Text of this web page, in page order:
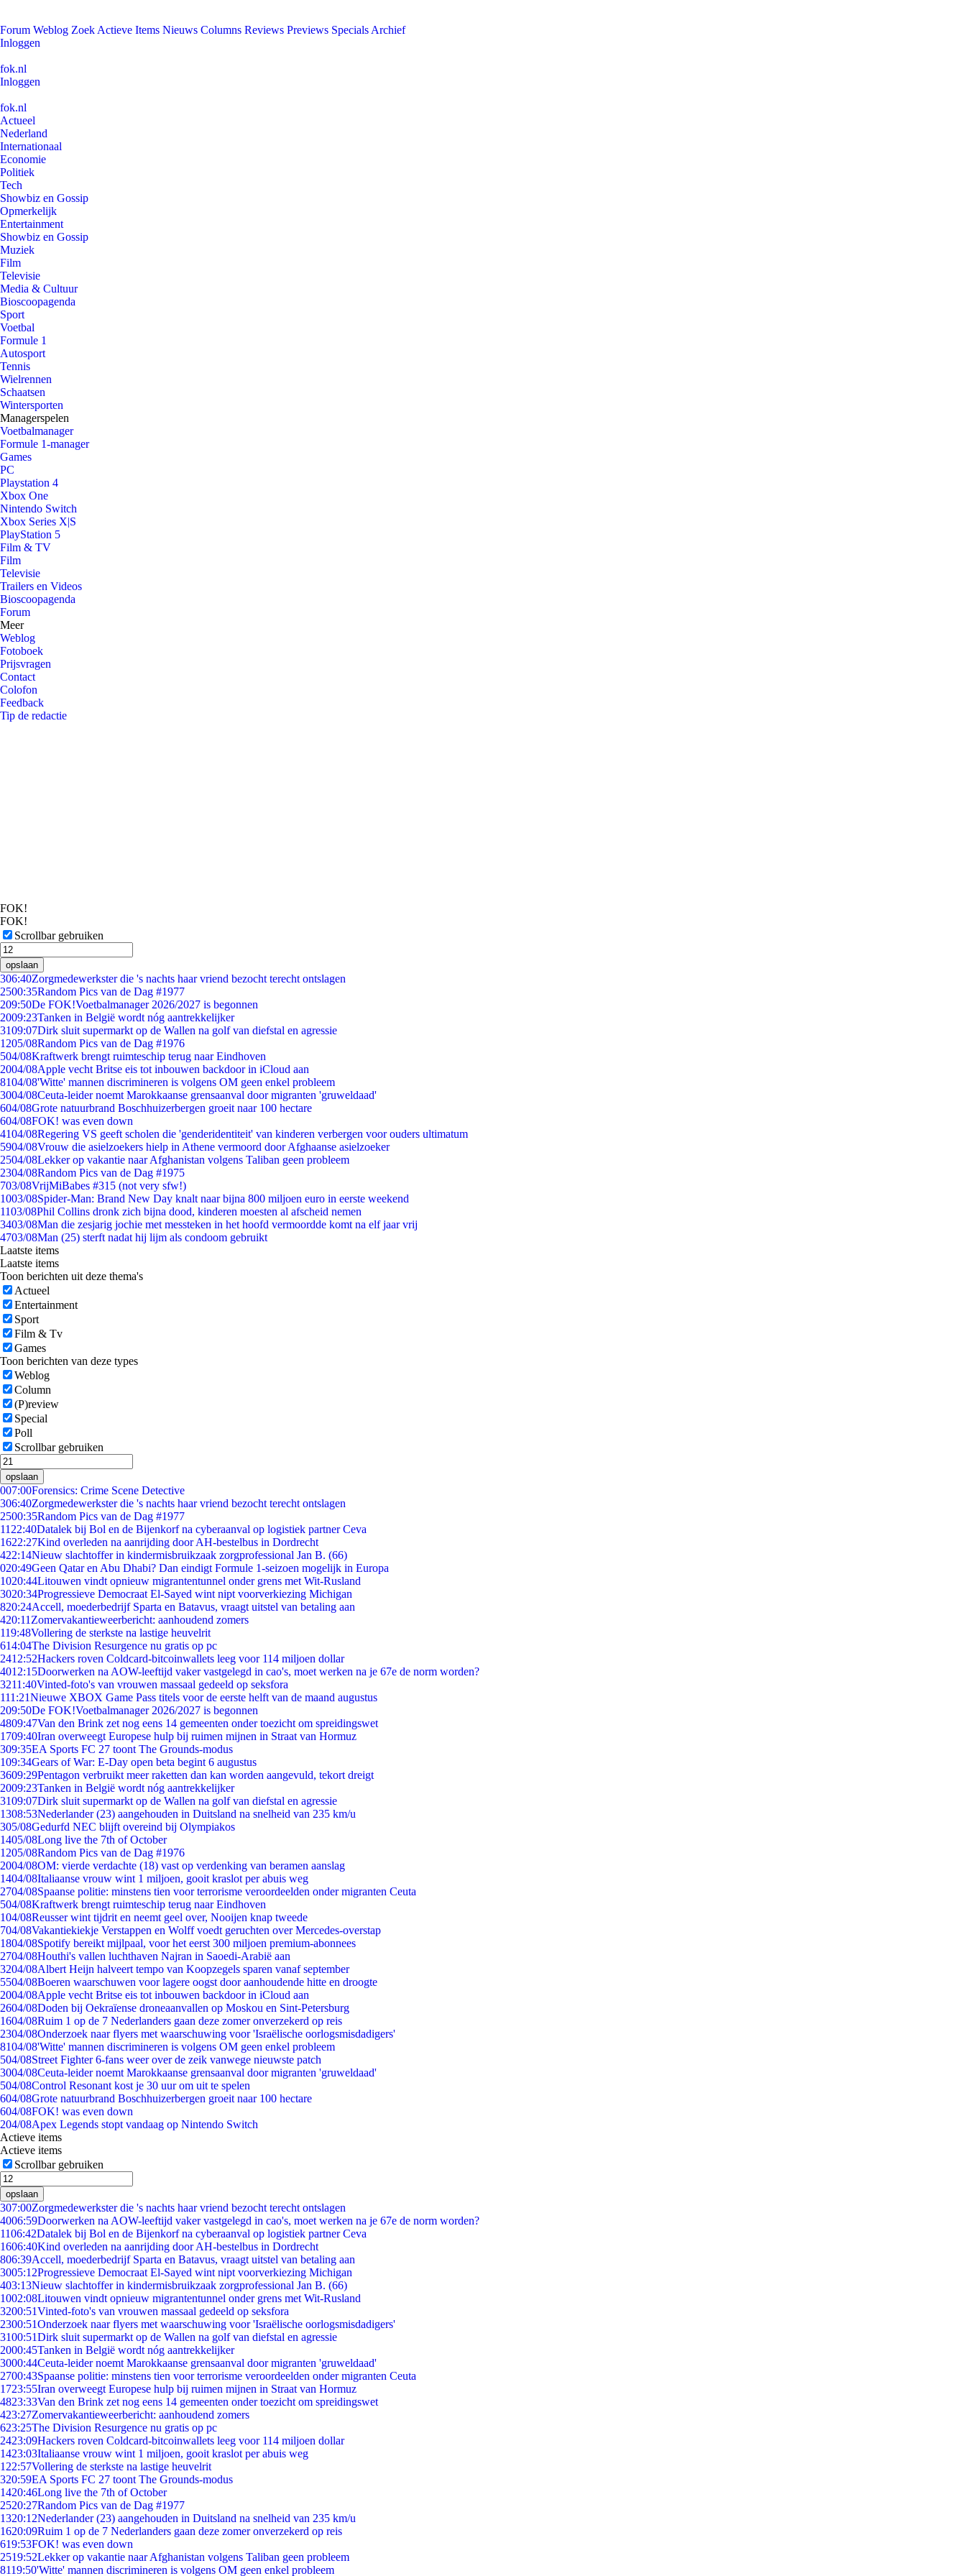
Forum Weblog Zoek Actieve Items Nieuws Columns Reviews Previews Specials Archief
Inloggen
fok.nl
Inloggen
fok.nl
Actueel
Nederland
Internationaal
Economie
Politiek
Tech
Showbiz en Gossip
Opmerkelijk
Entertainment
Showbiz en Gossip
Muziek
Film
Televisie
Media & Cultuur
Bioscoopagenda
Sport
Voetbal
Formule 1
Autosport
Tennis
Wielrennen
Schaatsen
Wintersporten
Managerspelen
Voetbalmanager
Formule 1-manager
Games
PC
Playstation 4
Xbox One
Nintendo Switch
Xbox Series X|S
PlayStation 5
Film & TV
Film
Televisie
Trailers en Videos
Bioscoopagenda
Forum
Meer
Weblog
Fotoboek
Prijsvragen
Contact
Colofon
Feedback
Tip de redactie
FOK!
FOK!
Scrollbar gebruiken
opslaan
306:40Zorgmedewerkster die 's nachts haar vriend bezocht terecht ontslagen
2500:35Random Pics van de Dag #1977
209:50De FOK!Voetbalmanager 2026/2027 is begonnen
2009:23Tanken in België wordt nóg aantrekkelijker
3109:07Dirk sluit supermarkt op de Wallen na golf van diefstal en agressie
1205/08Random Pics van de Dag #1976
504/08Kraftwerk brengt ruimteschip terug naar Eindhoven
2004/08Apple vecht Britse eis tot inbouwen backdoor in iCloud aan
8104/08'Witte' mannen discrimineren is volgens OM geen enkel probleem
3004/08Ceuta-leider noemt Marokkaanse grensaanval door migranten 'gruweldaad'
604/08Grote natuurbrand Boschhuizerbergen groeit naar 100 hectare
604/08FOK! was even down
4104/08Regering VS geeft scholen die 'genderidentiteit' van kinderen verbergen voor ouders ultimatum
5904/08Vrouw die asielzoekers hielp in Athene vermoord door Afghaanse asielzoeker
2504/08Lekker op vakantie naar Afghanistan volgens Taliban geen probleem
2304/08Random Pics van de Dag #1975
703/08VrijMiBabes #315 (not very sfw!)
1003/08Spider-Man: Brand New Day knalt naar bijna 800 miljoen euro in eerste weekend
1103/08Phil Collins dronk zich bijna dood, kinderen moesten al afscheid nemen
3403/08Man die zesjarig jochie met messteken in het hoofd vermoordde komt na elf jaar vrij
4703/08Man (25) sterft nadat hij lijm als condoom gebruikt
Laatste items
Laatste items
Toon berichten uit deze thema's
Actueel
Entertainment
Sport
Film & Tv
Games
Toon berichten van deze types
Weblog
Column
(P)review
Special
Poll
Scrollbar gebruiken
opslaan
007:00Forensics: Crime Scene Detective
306:40Zorgmedewerkster die 's nachts haar vriend bezocht terecht ontslagen
2500:35Random Pics van de Dag #1977
11 22:40Datalek bij Bol en de Bijenkorf na cyberaanval op logistiek partner Ceva
1622:27Kind overleden na aanrijding door AH-bestelbus in Dordrecht
422:14Nieuw slachtoffer in kindermisbruikzaak zorgprofessional Jan B. (66)
020:49Geen Qatar en Abu Dhabi? Dan eindigt Formule 1-seizoen mogelijk in Europa
1020:44Litouwen vindt opnieuw migrantentunnel onder grens met Wit-Rusland
3020:34Progressieve Democraat El-Sayed wint nipt voorverkiezing Michigan
820:24Accell, moederbedrijf Sparta en Batavus, vraagt uitstel van betaling aan
420:11 Zomervakantieweerbericht: aanhoudend zomers
119:48Vollering de sterkste na lastige heuvelrit
614:04The Division Resurgence nu gratis op pc
2412:52Hackers roven Coldcard-bitcoinwallets leeg voor 114 miljoen dollar
4012:15Doorwerken na AOW-leeftijd vaker vastgelegd in cao's, moet werken na je 67e de norm worden?
3211:40Vinted-foto's van vrouwen massaal gedeeld op seksfora
111:21Nieuwe XBOX Game Pass titels voor de eerste helft van de maand augustus
209:50De FOK!Voetbalmanager 2026/2027 is begonnen
4809:47Van den Brink zet nog eens 14 gemeenten onder toezicht om spreidingswet
1709:40Iran overweegt Europese hulp bij ruimen mijnen in Straat van Hormuz
309:35EA Sports FC 27 toont The Grounds-modus
109:34Gears of War: E-Day open beta begint 6 augustus
3609:29Pentagon verbruikt meer raketten dan kan worden aangevuld, tekort dreigt
2009:23Tanken in België wordt nóg aantrekkelijker
3109:07Dirk sluit supermarkt op de Wallen na golf van diefstal en agressie
1308:53Nederlander (23) aangehouden in Duitsland na snelheid van 235 km/u
305/08Gedurfd NEC blijft overeind bij Olympiakos
1405/08Long live the 7th of October
1205/08Random Pics van de Dag #1976
2004/08OM: vierde verdachte (18) vast op verdenking van beramen aanslag
1404/08Italiaanse vrouw wint 1 miljoen, gooit kraslot per abuis weg
2704/08Spaanse politie: minstens tien voor terrorisme veroordeelden onder migranten Ceuta
504/08Kraftwerk brengt ruimteschip terug naar Eindhoven
104/08Reusser wint tijdrit en neemt geel over, Nooijen knap tweede
704/08Vakantiekiekje Verstappen en Wolff voedt geruchten over Mercedes-overstap
1804/08Spotify bereikt mijlpaal, voor het eerst 300 miljoen premium-abonnees
2704/08Houthi's vallen luchthaven Najran in Saoedi-Arabië aan
3204/08Albert Heijn halveert tempo van Koopzegels sparen vanaf september
5504/08Boeren waarschuwen voor lagere oogst door aanhoudende hitte en droogte
2004/08Apple vecht Britse eis tot inbouwen backdoor in iCloud aan
2604/08Doden bij Oekraïense droneaanvallen op Moskou en Sint-Petersburg
1604/08Ruim 1 op de 7 Nederlanders gaan deze zomer onverzekerd op reis
2304/08Onderzoek naar flyers met waarschuwing voor 'Israëlische oorlogsmisdadigers'
8104/08'Witte' mannen discrimineren is volgens OM geen enkel probleem
504/08Street Fighter 6-fans weer over de zeik vanwege nieuwste patch
3004/08Ceuta-leider noemt Marokkaanse grensaanval door migranten 'gruweldaad'
504/08Control Resonant kost je 30 uur om uit te spelen
604/08Grote natuurbrand Boschhuizerbergen groeit naar 100 hectare
604/08FOK! was even down
204/08Apex Legends stopt vandaag op Nintendo Switch
Actieve items
Actieve items
Scrollbar gebruiken
opslaan
307:00Zorgmedewerkster die 's nachts haar vriend bezocht terecht ontslagen
4006:59Doorwerken na AOW-leeftijd vaker vastgelegd in cao's, moet werken na je 67e de norm worden?
1106:42Datalek bij Bol en de Bijenkorf na cyberaanval op logistiek partner Ceva
1606:40Kind overleden na aanrijding door AH-bestelbus in Dordrecht
806:39Accell, moederbedrijf Sparta en Batavus, vraagt uitstel van betaling aan
3005:12Progressieve Democraat El-Sayed wint nipt voorverkiezing Michigan
403:13Nieuw slachtoffer in kindermisbruikzaak zorgprofessional Jan B. (66)
1002:08Litouwen vindt opnieuw migrantentunnel onder grens met Wit-Rusland
3200:51Vinted-foto's van vrouwen massaal gedeeld op seksfora
2300:51Onderzoek naar flyers met waarschuwing voor 'Israëlische oorlogsmisdadigers'
3100:51Dirk sluit supermarkt op de Wallen na golf van diefstal en agressie
2000:45Tanken in België wordt nóg aantrekkelijker
3000:44Ceuta-leider noemt Marokkaanse grensaanval door migranten 'gruweldaad'
2700:43Spaanse politie: minstens tien voor terrorisme veroordeelden onder migranten Ceuta
1723:55Iran overweegt Europese hulp bij ruimen mijnen in Straat van Hormuz
4823:33Van den Brink zet nog eens 14 gemeenten onder toezicht om spreidingswet
423:27Zomervakantieweerbericht: aanhoudend zomers
623:25The Division Resurgence nu gratis op pc
2423:09Hackers roven Coldcard-bitcoinwallets leeg voor 114 miljoen dollar
1423:03Italiaanse vrouw wint 1 miljoen, gooit kraslot per abuis weg
1 22:57Vollering de sterkste na lastige heuvelrit
320:59EA Sports FC 27 toont The Grounds-modus
1420:46Long live the 7th of October
2520:27Random Pics van de Dag #1977
1320:12Nederlander (23) aangehouden in Duitsland na snelheid van 235 km/u
1620:09Ruim 1 op de 7 Nederlanders gaan deze zomer onverzekerd op reis
619:53FOK! was even down
2519:52Lekker op vakantie naar Afghanistan volgens Taliban geen probleem
8119:50'Witte' mannen discrimineren is volgens OM geen enkel probleem